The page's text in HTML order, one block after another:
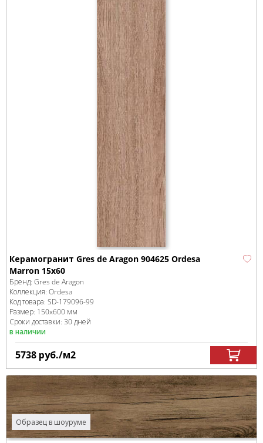
Керамогранит Gres de Aragon 904625 Ordesa
Marron 15x60
Бренд: Gres de Aragon
Коллекция: Ordesa
Код товара: SD-179096-99
Размер: 150x600 мм
Сроки доставки: 30 дней
в наличии
5738 руб./м2
Образец в шоуруме